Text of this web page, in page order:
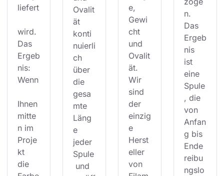
liefert
wird.
Das
Ergeb
nis:
Wenn
Ihnen
mitte
n im
Proje
kt
die
Ovalit
ät
konti
nuierli
ch
über
die
gesa
mte
Läng
e
jeder
Spule
und
e,
Gewi
cht
und
Ovalit
ät.
Wir
sind
der
einzig
e
Herst
eller
von
n.
Das
Ergeb
nis
ist
eine
Spule
, die
von
Anfan
g bis
Ende
reibu
ngslo